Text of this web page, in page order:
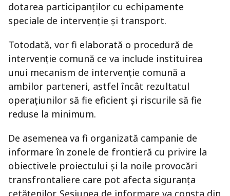
dotarea participanților cu echipamente
speciale de intervenție și transport.
Totodată, vor fi elaborată o procedură de
intervenție comună ce va include instituirea
unui mecanism de intervenție comună a
ambilor parteneri, astfel încât rezultatul
operațiunilor să fie eficient și riscurile să fie
reduse la minimum.
De asemenea va fi organizată campanie de
informare în zonele de frontieră cu privire la
obiectivele proiectului și la noile provocări
transfrontaliere care pot afecta siguranța